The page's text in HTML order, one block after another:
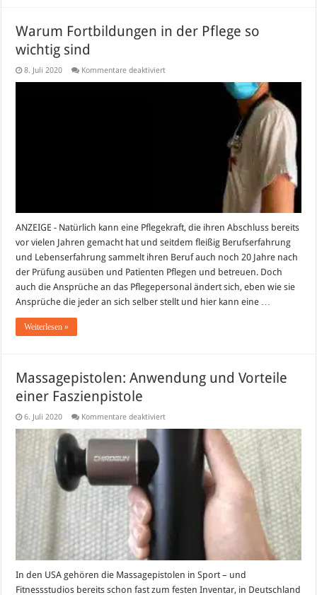
Warum Fortbildungen in der Pflege so
wichtig sind
8. Juli 2020 Kommentare deaktiviertfür
ANZEIGE - Natürlich kann eine Pflegekraft, die ihren Abschluss bereits
vor vielen Jahren gemacht hat und seitdem fleißig Berufserfahrung
und Lebenserfahrung sammelt ihren Beruf auch noch 20 Jahre nach
der Prüfung ausüben und Patienten Pflegen und betreuen. Doch
auch die Ansprüche an das Pflegepersonal ändert sich, eben wie sie
Ansprüche die jeder an sich selber stellt und hier kann eine …
Weiterlesen »
Massagepistolen: Anwendung und Vorteile
einer Faszienpistole
6. Juli 2020 Kommentare deaktiviertfür
Faszienpistole
In den USA gehören die Massagepistolen in Sport – und
Fitnessstudios bereits schon fast zum festen Inventar, in Deutschland